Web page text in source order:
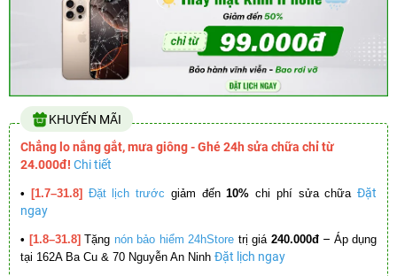
KHUYẾN MÃI
Chẳng lo nắng gắt, mưa giông - Ghé 24h sửa chữa chỉ từ
24.000đ! Chi tiết
• [1.7–31.8] Đặt lịch trước giảm đến10% chi phí sửa chữa Đặt
ngay
• [1.8–31.8] Tặng nón bảo hiểm 24hStore trị giá 240.000đ – Áp dụng
tại 162A Ba Cu & 70 Nguyễn An Ninh Đặt lịch ngay